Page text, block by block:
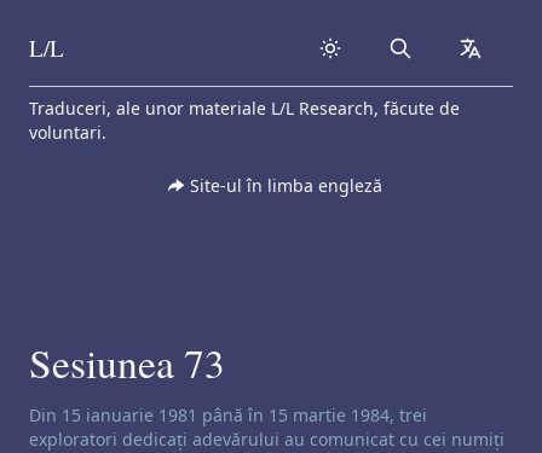
Skip to content
L/L Search
Traduceri, ale unor materiale L/L Research, făcute de
voluntari.
Site-ul în limba engleză
Sesiunea 73
Exonerare de responsabilitate privind canalizarea:
Din 15 ianuarie 1981 până în 15 martie 1984, trei
exploratori dedicați adevărului au comunicat cu cei numiți